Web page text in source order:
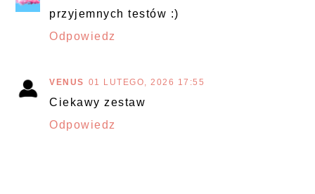
przyjemnych testów :)
Odpowiedz
VENUS 01 LUTEGO, 2026 17:55
Ciekawy zestaw
Odpowiedz